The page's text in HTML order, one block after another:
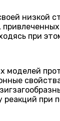
низкой
при
моделей
при